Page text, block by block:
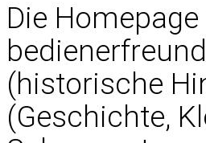
Die
(historische
(Geschichte,